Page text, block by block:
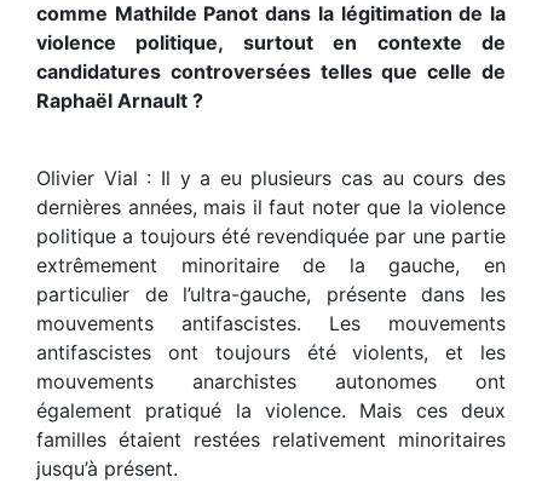
comme Mathilde Panot dans la légitimation de la
violence politique, surtout en contexte de
candidatures controversées telles que celle de
Raphaël Arnault ?
Olivier Vial : Il y a eu plusieurs cas au cours des
dernières années, mais il faut noter que la violence
politique a toujours été revendiquée par une partie
extrêmement minoritaire de la gauche, en
particulier de l’ultra-gauche, présente dans les
mouvements antifascistes. Les mouvements
antifascistes ont toujours été violents, et les
mouvements anarchistes autonomes ont
également pratiqué la violence. Mais ces deux
familles étaient restées relativement minoritaires
jusqu’à présent.